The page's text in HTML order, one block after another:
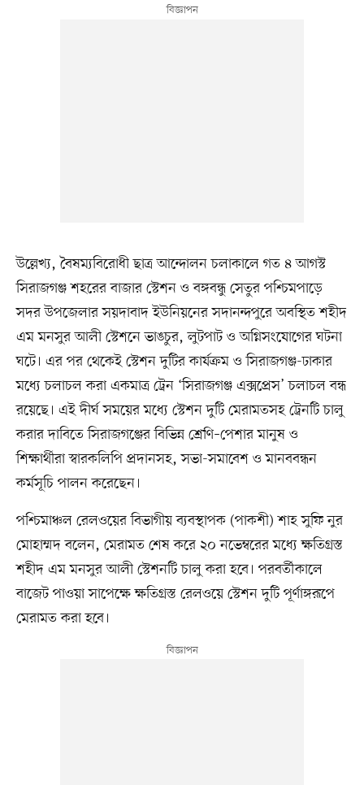
উল্লেখ্য, বৈষম্যবিরোধী ছাত্র আন্দোলন চলাকালে গত ৪ আগস্ট
সিরাজগঞ্জ শহরের বাজার স্টেশন ও বঙ্গবন্ধু সেতুর পশ্চিমপাড়ে
সদর উপজেলার সয়দাবাদ ইউনিয়নের সদানন্দপুরে অবস্থিত শহীদ
এম মনসুর আলী স্টেশনে ভাঙচুর, লুটপাট ও অগ্নিসংযোগের ঘটনা
ঘটে। এর পর থেকেই স্টেশন দুটির কার্যক্রম ও সিরাজগঞ্জ-ঢাকার
মধ্যে চলাচল করা একমাত্র ট্রেন ‘সিরাজগঞ্জ এক্সপ্রেস’ চলাচল বন্ধ
রয়েছে। এই দীর্ঘ সময়ের মধ্যে স্টেশন দুটি মেরামতসহ ট্রেনটি চালু
করার দাবিতে সিরাজগঞ্জের বিভিন্ন শ্রেণি–পেশার মানুষ ও
শিক্ষার্থীরা স্বারকলিপি প্রদানসহ, সভা-সমাবেশ ও মানববন্ধন
কর্মসূচি পালন করেছেন।
পশ্চিমাঞ্চল রেলওয়ের বিভাগীয় ব্যবস্থাপক (পাকশী) শাহ সুফি নুর
মোহাম্মদ বলেন, মেরামত শেষ করে ২০ নভেম্বরের মধ্যে ক্ষতিগ্রস্ত
শহীদ এম মনসুর আলী স্টেশনটি চালু করা হবে। পরবর্তীকালে
বাজেট পাওয়া সাপেক্ষে ক্ষতিগ্রস্ত রেলওয়ে স্টেশন দুটি পূর্ণাঙ্গরূপে
মেরামত করা হবে।